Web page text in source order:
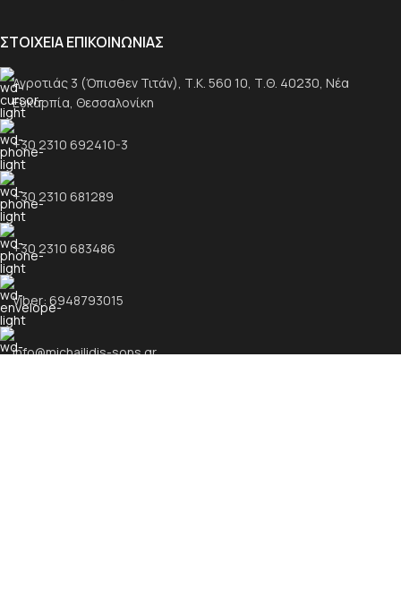
ΣΤΟΙΧΕΙΑ ΕΠΙΚΟΙΝΩΝΙΑΣ
Αγροτιάς 3 (Όπισθεν Τιτάν), Τ.Κ. 560 10, Τ.Θ. 40230, Νέα
Ευκαρπία, Θεσσαλονίκη
+30 2310 692410-3
+30 2310 681289
+30 2310 683486
Viber: 6948793015
info@michailidis-sons.gr